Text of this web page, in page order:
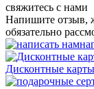
свяжитесь с нами
Напишите отзыв,
обязательно
Дисконтные карты